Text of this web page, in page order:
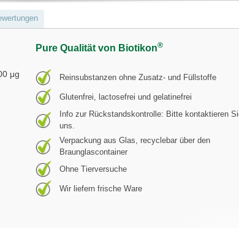
μg
Pure Qualität von Biotikon®
Reinsubstanzen ohne Zusatz- und Füllstoffe
Glutenfrei, lactosefrei und gelatinefrei
Info zur Rückstandskontrolle: Bitte kontaktieren
uns.
Verpackung aus Glas, recyclebar über den
Braunglascontainer
Ohne Tierversuche
Wir liefern frische Ware